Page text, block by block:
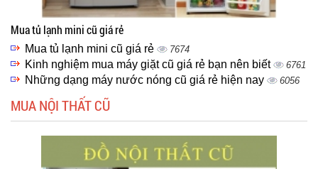
Mua tủ lạnh mini cũ giá rẻ
Mua tủ lạnh mini cũ giá rẻ 7674
Kinh nghiệm mua máy giặt cũ giá rẻ bạn nên biết 6761
Những dạng máy nước nóng cũ giá rẻ hiện nay 6056
MUA NỘI THẤT CŨ